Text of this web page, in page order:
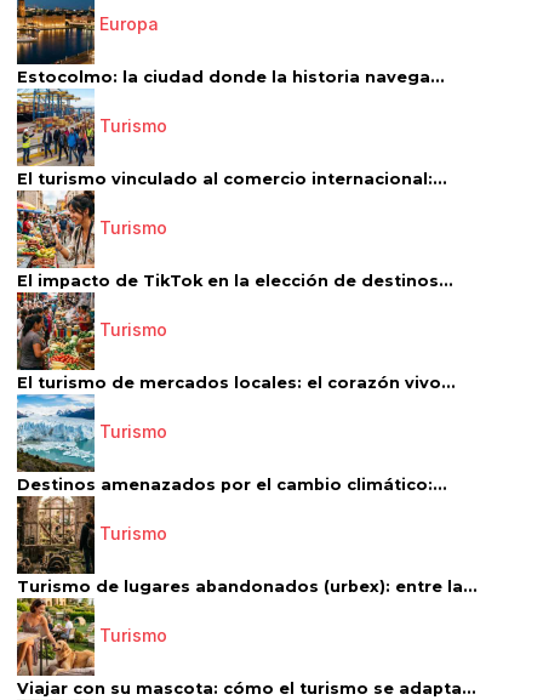
Europa
Estocolmo: la ciudad donde la historia navega...
Turismo
El turismo vinculado al comercio internacional:...
Turismo
El impacto de TikTok en la elección de destinos...
Turismo
El turismo de mercados locales: el corazón vivo...
Turismo
Destinos amenazados por el cambio climático:...
Turismo
Turismo de lugares abandonados (urbex): entre la...
Turismo
Viajar con su mascota: cómo el turismo se adapta...